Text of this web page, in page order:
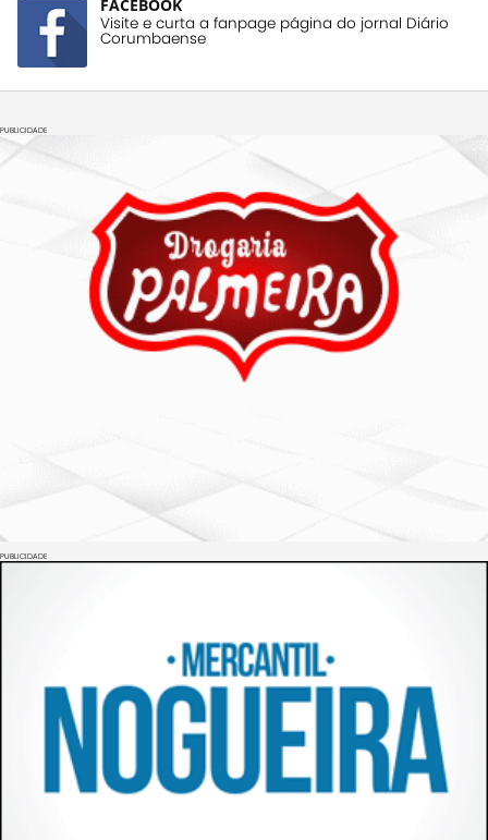
FACEBOOK
Visite e curta a fanpage página do jornal Diário
Corumbaense
PUBLICIDADE
PUBLICIDADE